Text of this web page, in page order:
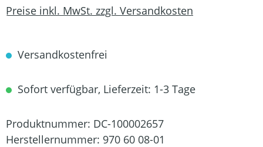
Preise inkl. MwSt. zzgl. Versandkosten
Versandkostenfrei
Sofort verfügbar, Lieferzeit: 1-3 Tage
Produktnummer: DC-100002657
Herstellernummer: 970 60 08-01